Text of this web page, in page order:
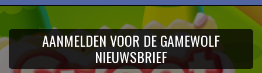
AANMELDEN VOOR DE GAMEWOLF
NIEUWSBRIEF